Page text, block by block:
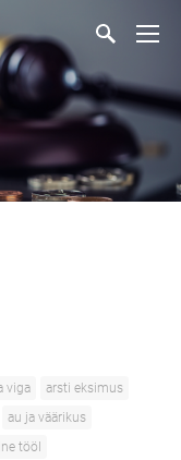
viga
arsti eksimus
au ja väärikus
tööl